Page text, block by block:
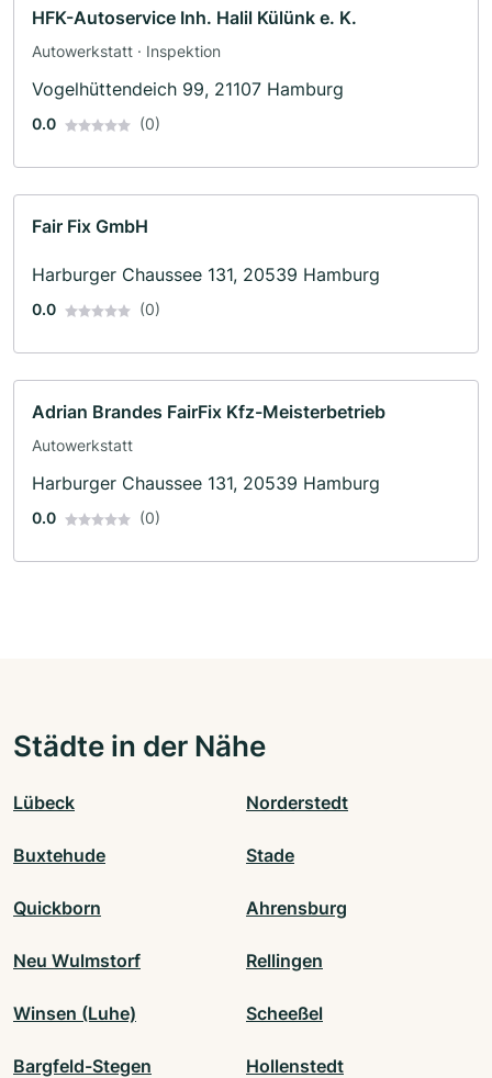
HFK-Autoservice Inh. Halil Külünk e. K.
Autowerkstatt · Inspektion
Vogelhüttendeich 99, 21107 Hamburg
0.0 (0)
Fair Fix GmbH
Harburger Chaussee 131, 20539 Hamburg
0.0 (0)
Adrian Brandes FairFix Kfz-Meisterbetrieb
Autowerkstatt
Harburger Chaussee 131, 20539 Hamburg
0.0 (0)
Städte in der Nähe
Lübeck Norderstedt
Buxtehude Stade
Quickborn Ahrensburg
Neu Wulmstorf Rellingen
Winsen (Luhe) Scheeßel
Bargfeld-Stegen Hollenstedt